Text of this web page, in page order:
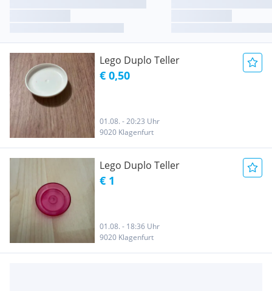
Lego Duplo Teller
€ 0,50
01.08. - 20:23 Uhr
9020 Klagenfurt
Lego Duplo Teller
€ 1
01.08. - 18:36 Uhr
9020 Klagenfurt